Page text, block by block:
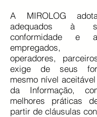
A MIROLOG
adequados à
conformidade
empregados,
operadores,
exige de seus
mesmo nível
da Informação,
melhores práticas
partir de cláusulas